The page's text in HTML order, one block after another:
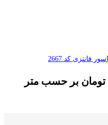
فانتزی کد 2667
تومان بر حسب متر